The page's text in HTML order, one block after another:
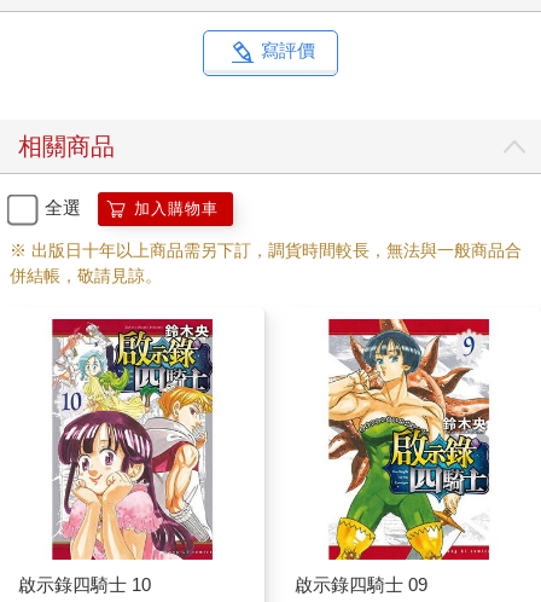
寫評價
相關商品
全選 加入購物車
※ 出版日十年以上商品需另下訂，調貨時間較長，無法與一般商品合
併結帳，敬請見諒。
啟示錄四騎士 10 啟示錄四騎士 09